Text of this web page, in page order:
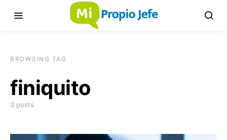
BROWSING TAG
finiquito
3 posts